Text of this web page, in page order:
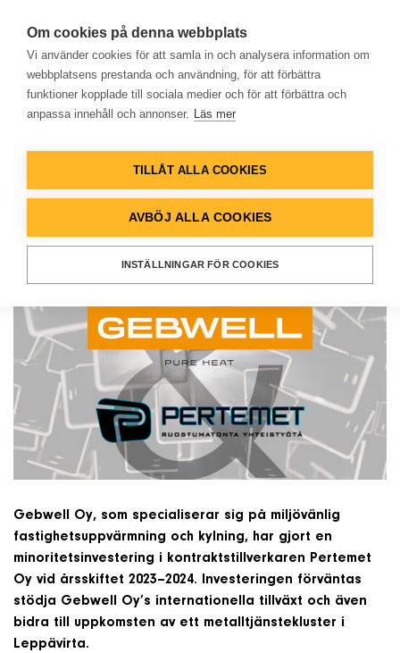
Hem
Lösningar
Databank
Om företaget
Kontakt & Support
SÖK
+46 8 515 109 70
NYHETER
Gebwell Oy har gjort en
minoritetsinvestering i
kontraktstillverkaren
Pertemet Oy
Gebwell Oy, som specialiserar sig på miljövänlig
fastighetsuppvärmning och kylning, har gjort en
minoritetsinvestering i kontraktstillverkaren Pertemet
Oy vid årsskiftet 2023–2024. Investeringen förväntas
stödja Gebwell Oy’s internationella tillväxt och även
bidra till uppkomsten av ett metalltjänstekluster i
Leppävirta.
Om cookies på denna webbplats
Vi använder cookies för att samla in och analysera information om
webbplatsens prestanda och användning, för att förbättra
funktioner kopplade till sociala medier och för att förbättra och
anpassa innehåll och annonser. Läs mer
TILLÅT ALLA COOKIES
AVBÖJ ALLA COOKIES
INSTÄLLNINGAR FÖR COOKIES